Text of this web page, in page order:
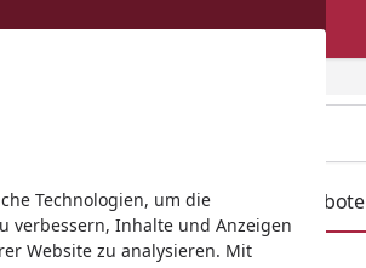
Technologien, um die
verbessern, Inhalte und Anzeigen
Website zu analysieren. Mit
Tierarten Geschenkideen Angebote